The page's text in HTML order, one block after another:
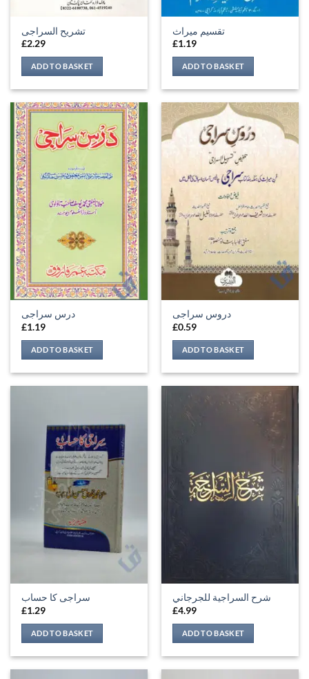
تشریح السراجی
£2.29
ADD TO BASKET
تقسیم میراث
£1.19
ADD TO BASKET
درس سراجی
£1.19
ADD TO BASKET
دروس سراجی
£0.59
ADD TO BASKET
سراجی کا حساب
£1.29
ADD TO BASKET
شرح السراجية للجرجاني
£4.99
ADD TO BASKET